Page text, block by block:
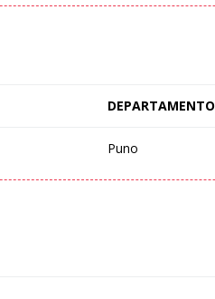
DEPARTAMENTO
Puno